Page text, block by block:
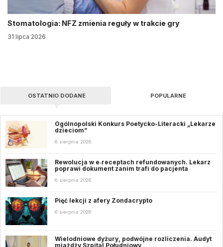
Stomatologia: NFZ zmienia reguły w trakcie gry
31 lipca 2026
OSTATNIO DODANE POPULARNE
Ogólnopolski Konkurs Poetycko-Literacki „Lekarze
dzieciom”
6 sierpnia 2026
Rewolucja w e‑receptach refundowanych. Lekarz
poprawi dokument zanim trafi do pacjenta
6 sierpnia 2026
Pięć lekcji z afery Zondacrypto
6 sierpnia 2026
Wielodniowe dyżury, podwójne rozliczenia. Audyt
miażdży Szpital Południowy